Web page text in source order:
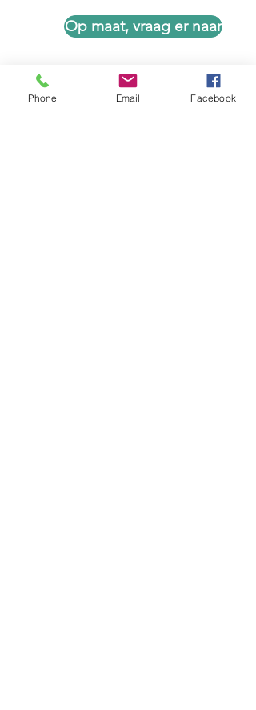
Op maat, vraag er naar
Phone Email Facebook